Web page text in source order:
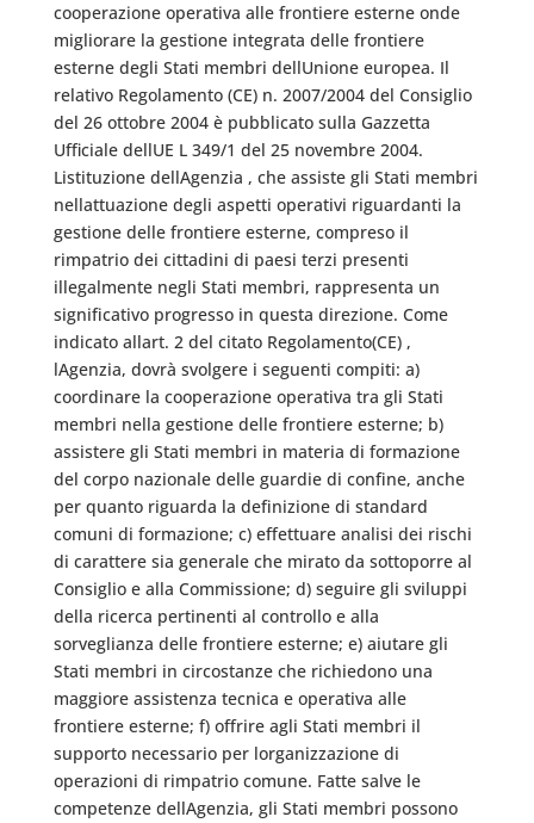
cooperazione operativa alle frontiere esterne onde
migliorare la gestione integrata delle frontiere
esterne degli Stati membri dellUnione europea. Il
relativo Regolamento (CE) n. 2007/2004 del Consiglio
del 26 ottobre 2004 è pubblicato sulla Gazzetta
Ufficiale dellUE L 349/1 del 25 novembre 2004.
Listituzione dellAgenzia , che assiste gli Stati membri
nellattuazione degli aspetti operativi riguardanti la
gestione delle frontiere esterne, compreso il
rimpatrio dei cittadini di paesi terzi presenti
illegalmente negli Stati membri, rappresenta un
significativo progresso in questa direzione. Come
indicato allart. 2 del citato Regolamento(CE) ,
lAgenzia, dovrà svolgere i seguenti compiti: a)
coordinare la cooperazione operativa tra gli Stati
membri nella gestione delle frontiere esterne; b)
assistere gli Stati membri in materia di formazione
del corpo nazionale delle guardie di confine, anche
per quanto riguarda la definizione di standard
comuni di formazione; c) effettuare analisi dei rischi
di carattere sia generale che mirato da sottoporre al
Consiglio e alla Commissione; d) seguire gli sviluppi
della ricerca pertinenti al controllo e alla
sorveglianza delle frontiere esterne; e) aiutare gli
Stati membri in circostanze che richiedono una
maggiore assistenza tecnica e operativa alle
frontiere esterne; f) offrire agli Stati membri il
supporto necessario per lorganizzazione di
operazioni di rimpatrio comune. Fatte salve le
competenze dellAgenzia, gli Stati membri possono